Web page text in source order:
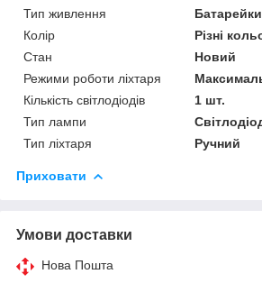
Тип живлення
Батарейки
Колір
Різні
Стан
Новий
Режими роботи ліхтаря
Кількість світлодіодів
1 шт.
Тип лампи
Тип ліхтаря
Ручний
Приховати
Умови доставки
Нова Пошта